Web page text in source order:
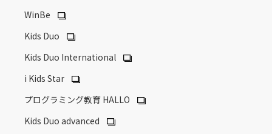
WinBe
Kids Duo
Kids Duo International
i Kids Star
プログラミング教育 HALLO
Kids Duo advanced